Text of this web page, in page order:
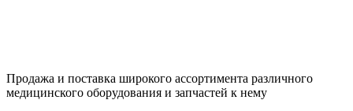
Продажа и поставка широкого ассортимента различного
медицинского оборудования и запчастей к нему